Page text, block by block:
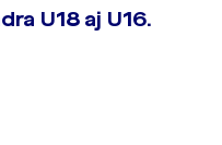
U18 aj U16.